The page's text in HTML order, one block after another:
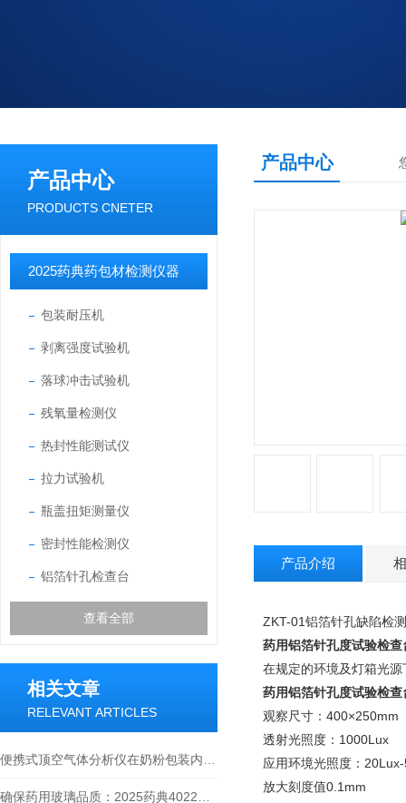
产品中心
PRODUCTS CNETER
2025药典药包材检测仪器
包装耐压机
剥离强度试验机
落球冲击试验机
残氧量检测仪
热封性能测试仪
拉力试验机
瓶盖扭矩测量仪
密封性能检测仪
铝箔针孔检查台
查看全部
相关文章
RELEVANT ARTICLES
产品中心
产品介绍
ZKT-01铝箔针孔缺陷检
药用铝箔针孔度试验检查
在规定的环境及灯箱光
药用铝箔针孔度试验检查
观察尺寸：400×250mm
透射光照度：1000Lux
应用环境光照度：
放大刻度值0.1mm